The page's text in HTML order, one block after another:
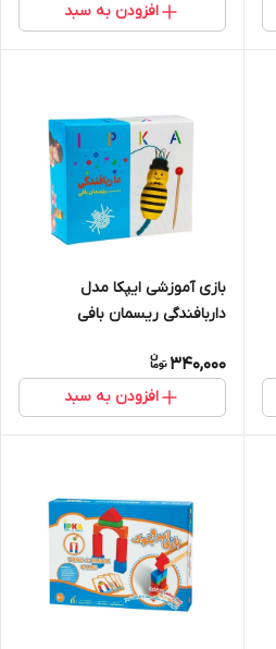
افزودن به سبد
بازی آموزشی ایپکا مدل
داربافندگی ریسمان بافی
340,000
افزودن به سبد